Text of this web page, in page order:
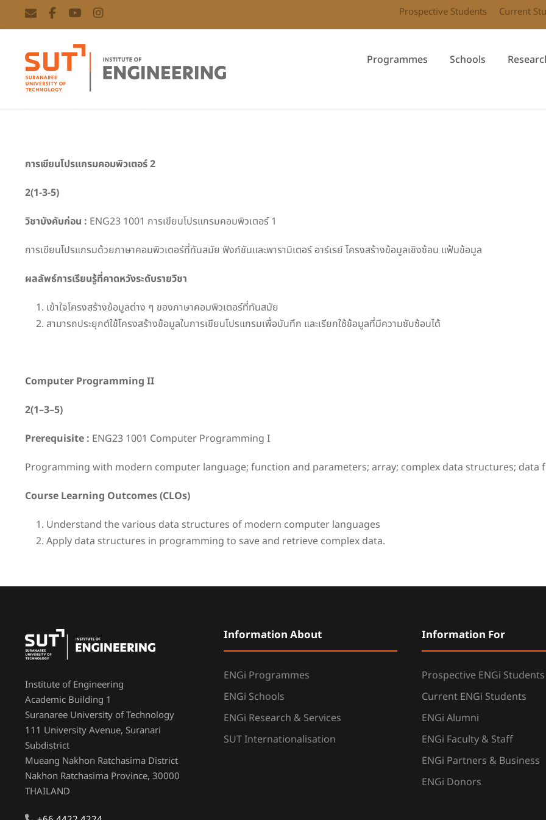
Prospective Students Current
Programmes Schools
การเขียนโปรแกรมคอมพิวเตอร์2
2(1-3-5)
วิชาบังคับก่อน : ENG23 1001 การเขียนโปรแกรมคอมพิวเตอร์ 1
การเขียนโปรแกรมด้วยภาษาคอมพิวเตอร์ที่ทันสมัย ฟังก์ชันและพารามิเตอร์ อาร์เรย์ โครงสร้างข้อมูลเชิงซ้อน แฟ้มข้อมูล
ผลลัพธ์การเรียนรู้ที่คาดหวังระดับรายวิชา
เข้าใจโครงสร้างข้อมูลต่าง ๆ ของภาษาคอมพิวเตอร์ที่ทันสมัย
สามารถประยุกต์ใช้โครงสร้างข้อมูลในการเขียนโปรแกรมเพื่อบันทึก และเรียกใช้ข้อมูลที่มีความซับซ้อนได้
Computer Programming II
2(1–3–5)
Prerequisite : ENG23 1001 Computer Programming I
Programming with modern computer language; function and parameters; array; complex data structures; data
Course Learning Outcomes (CLOs)
Understand the various data structures of modern computer languages
Apply data structures in programming to save and retrieve complex data.
Institute of Engineering
Academic Building 1
Suranaree University of Technology
111 University Avenue, Suranari
Subdistrict
Mueang Nakhon Ratchasima District
Nakhon Ratchasima Province, 30000
THAILAND
Information About
ENGi Programmes
ENGi Schools
ENGi Research & Services
SUT Internationalisation
Information For
Prospective ENGi Students
Current ENGi Students
ENGi Alumni
ENGi Faculty & Staff
ENGi Partners & Business
ENGi Donors